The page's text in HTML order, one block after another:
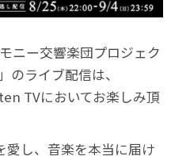
ニー交響楽団プロジェク
のライブ配信は、
TVにおいてお楽しみ頂
愛し、音楽を本当に届け